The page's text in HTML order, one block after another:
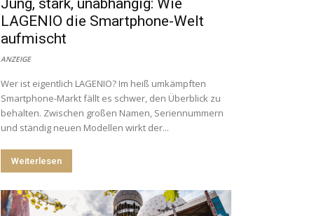
Jung, stark, unabhängig: Wie
LAGENIO die Smartphone-Welt
aufmischt
ANZEIGE
Wer ist eigentlich LAGENIO? Im heiß umkämpften
Smartphone-Markt fällt es schwer, den Überblick zu
behalten. Zwischen großen Namen, Seriennummern
und ständig neuen Modellen wirkt der...
Weiterlesen